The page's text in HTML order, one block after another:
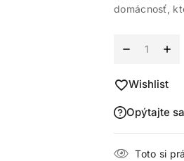
domácnosť,
Wishlist
Opýtajte
Toto si